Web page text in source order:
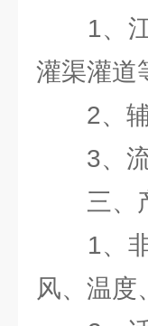
1、江
灌渠灌道
2、辅
3、流
三、
1、非
风、温度